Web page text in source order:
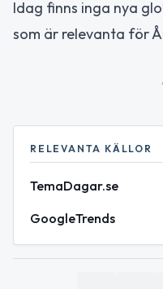
Idag finns inga nya
som är relevanta för
RELEVANTA KÄLLOR
TemaDagar.se
GoogleTrends